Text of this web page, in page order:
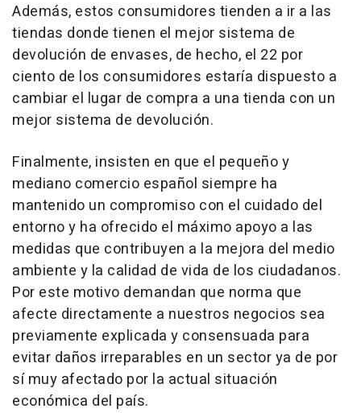
Además, estos consumidores tienden a ir a las
tiendas donde tienen el mejor sistema de
devolución de envases, de hecho, el 22 por
ciento de los consumidores estaría dispuesto a
cambiar el lugar de compra a una tienda con un
mejor sistema de devolución.
Finalmente, insisten en que el pequeño y
mediano comercio español siempre ha
mantenido un compromiso con el cuidado del
entorno y ha ofrecido el máximo apoyo a las
medidas que contribuyen a la mejora del medio
ambiente y la calidad de vida de los ciudadanos.
Por este motivo demandan que norma que
afecte directamente a nuestros negocios sea
previamente explicada y consensuada para
evitar daños irreparables en un sector ya de por
sí muy afectado por la actual situación
económica del país.